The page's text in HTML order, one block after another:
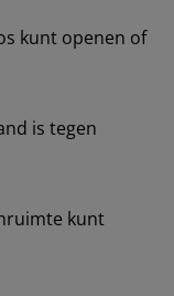
kunt openen of
is tegen
kunt